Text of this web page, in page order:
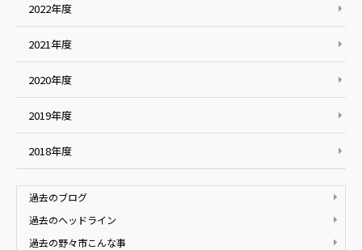
2022年度
2021年度
2020年度
2019年度
2018年度
過去のブログ
過去のヘッドライン
過去の野々市こんな事